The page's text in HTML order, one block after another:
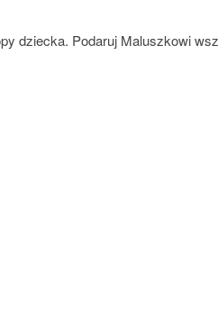
dziecka. Podaruj Maluszkowi